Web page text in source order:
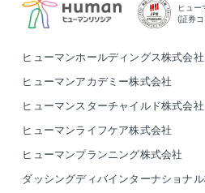
ヒュー
(証券
ヒューマンホールディングス株式会社
ヒューマンアカデミー株式会社
ヒューマンスターチャイルド株式会社
ヒューマンライフケア株式会社
ヒューマンプランニング株式会社
ダッシングディバインターナショナ